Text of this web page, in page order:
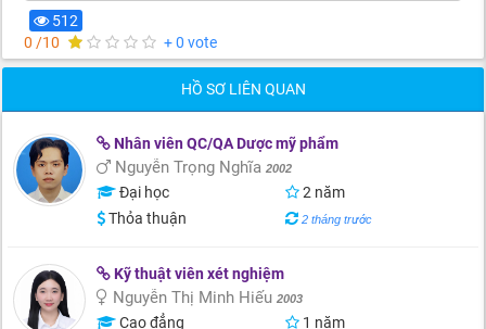
512
0 /10
+ 0 vote
HỒ SƠ LIÊN QUAN
Nhân viên QC/QA Dược mỹ phẩm
Nguyễn Trọng Nghĩa 2002
Đại học
2 năm
Thỏa thuận
2 tháng trước
Kỹ thuật viên xét nghiệm
Nguyễn Thị Minh Hiếu 2003
Cao đẳng
1 năm